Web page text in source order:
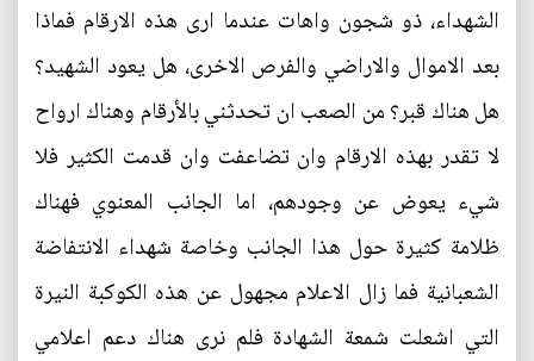
الشهداء، ذو شجون واهات عندما ارى هذه الارقام فماذا
بعد الاموال والاراضي والفرص الاخرى، هل يعود الشهيد؟
هل هناك قبر؟ من الصعب ان تحدثني بالأرقام وهناك ارواح
لا تقدر بهذه الارقام وان تضاعفت وان قدمت الكثير فلا
شيء يعوض عن وجودهم، اما الجانب المعنوي فهناك
ظلامة كثيرة حول هذا الجانب وخاصة شهداء الانتفاضة
الشعبانية فما زال الاعلام مجهول عن هذه الكوكبة النيرة
التي اشعلت شمعة الشهادة فلم نرى هناك دعم اعلامي